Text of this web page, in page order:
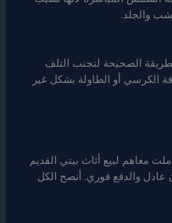
والجلد.
الصحيحة لتجنب التلف
الكرسي أو الطاولة بشكل غير
معاهم لبيع أثاث بيتي القديم
عادل والدفع فوري. أنصح الكل